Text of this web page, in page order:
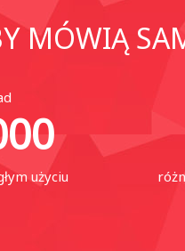
MÓWIĄ
użyciu